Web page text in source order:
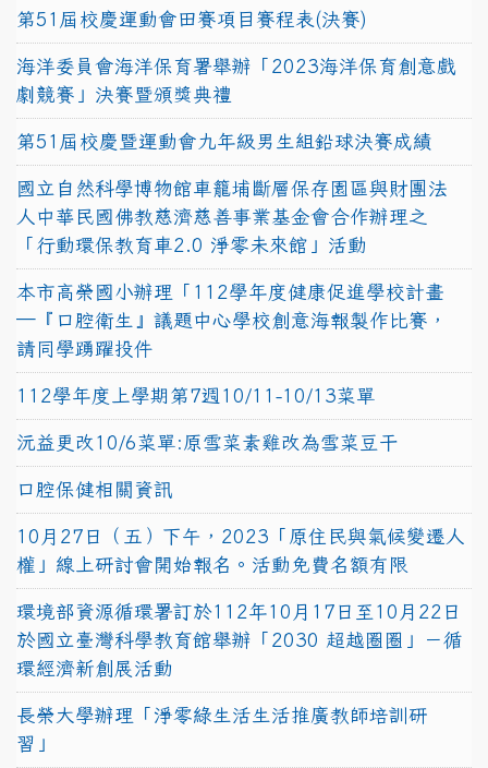
第51屆校慶運動會田賽項目賽程表(決賽)
海洋委員會海洋保育署舉辦「2023海洋保育創意戲
劇競賽」決賽暨頒獎典禮
第51屆校慶暨運動會九年級男生組鉛球決賽成績
國立自然科學博物館車籠埔斷層保存園區與財團法
人中華民國佛教慈濟慈善事業基金會合作辦理之
「行動環保教育車2.0 淨零未來館」活動
本市高榮國小辦理「112學年度健康促進學校計畫
─『口腔衛生』議題中心學校創意海報製作比賽，
請同學踴躍投件
112學年度上學期第7週10/11-10/13菜單
沅益更改10/6菜單:原雪菜素雞改為雪菜豆干
口腔保健相關資訊
10月27日（五）下午，2023「原住民與氣候變遷人
權」線上研討會開始報名。活動免費名額有限
環境部資源循環署訂於112年10月17日至10月22日
於國立臺灣科學教育館舉辦「2030 超越圈圈」－循
環經濟新創展活動
長榮大學辦理「淨零綠生活生活推廣教師培訓研
習」